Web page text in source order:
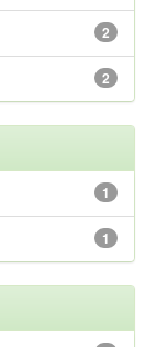
2
2
1
1